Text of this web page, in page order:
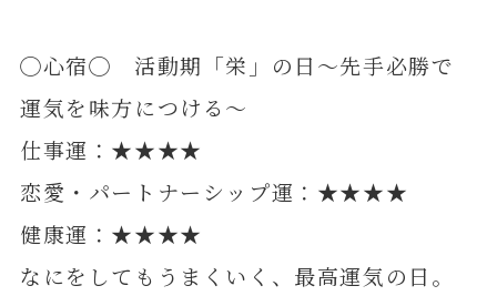
◯心宿◯ 活動期「栄」の日～先手必勝で
運気を味方につける～
仕事運：★★★★
恋愛・パートナーシップ運：★★★★
健康運：★★★★
なにをしてもうまくいく、最高運気の日。